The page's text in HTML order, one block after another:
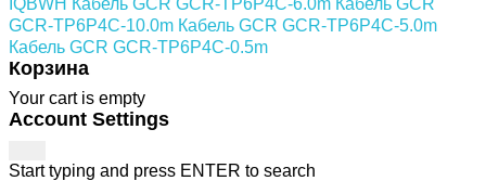
GCR-TP6P4C-10.0m Кабель GCR GCR-TP6P4C-5.0m
Кабель GCR GCR-TP6P4C-0.5m
Корзина
Your cart is empty
Account Settings
Start typing and press ENTER to search